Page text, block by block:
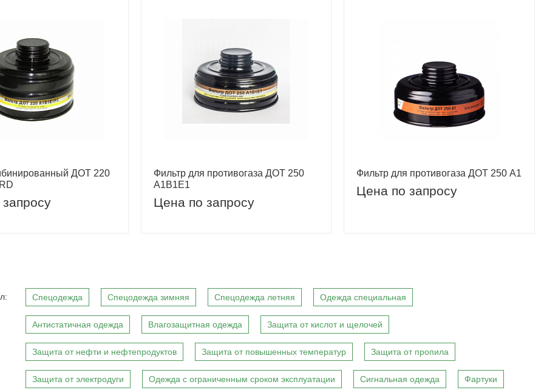
ДОТ 220
Фильтр для противогаза ДОТ 250
A1B1E1
Цена по запросу
Фильтр для противогаза ДОТ 250 A1
Цена по запросу
Спецодежда Спецодежда зимняя Спецодежда летняя Одежда специальная
Антистатичная одежда Влагозащитная одежда Защита от кислот и щелочей
Защита от нефти и нефтепродуктов Защита от повышенных температур Защита от пропила
Защита от электродуги Одежда с ограниченным сроком эксплуатации Сигнальная одежда Фартуки